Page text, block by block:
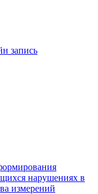
запись
нарушениях в
измерений